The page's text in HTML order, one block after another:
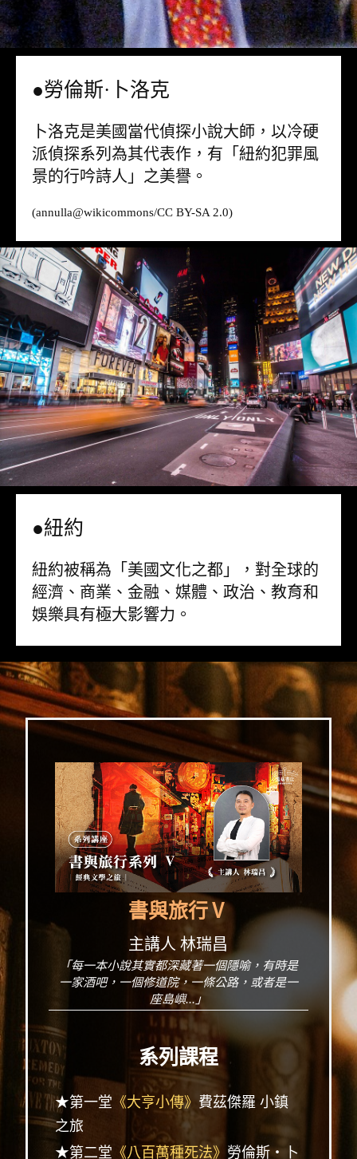
●勞倫斯·卜洛克
卜洛克是美國當代偵探小說大師，以冷硬
派偵探系列為其代表作，有「紐約犯罪風
景的行吟詩人」之美譽。
(annulla@wikicommons/CC BY-SA 2.0)
●紐約
紐約被稱為「美國文化之都」，對全球的
經濟、商業、金融、媒體、政治、教育和
娛樂具有極大影響力。
書與旅行Ⅴ
主講人 林瑞昌
「每一本小說其實都深藏著一個隱喻，有時是
一家酒吧，一個修道院，一條公路，或者是一
座島嶼...」
系列課程
★第一堂 《大亨小傳》 費茲傑羅 小鎮
之旅
★第二堂 《八百萬種死法》 勞倫斯‧卜